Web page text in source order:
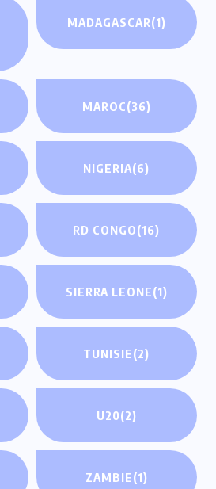
MADAGASCAR(1)
MAROC(36)
NIGERIA(6)
RD CONGO(16)
SIERRA LEONE(1)
TUNISIE(2)
U20(2)
ZAMBIE(1)